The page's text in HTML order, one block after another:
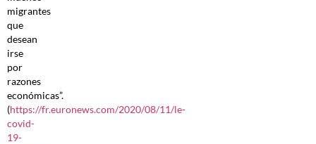
migrantes
que
desean
irse
por
razones
económicas”.
(https://fr.euronews.com/2020/08/11/le-
covid-
19-